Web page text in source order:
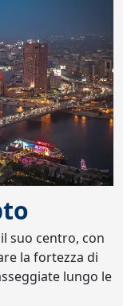
suo centro, con
la fortezza di
lungo le